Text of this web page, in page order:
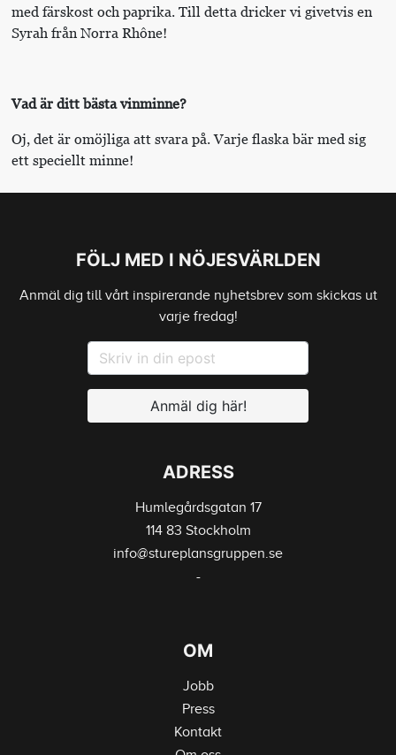
med färskost och paprika. Till detta dricker vi givetvis en
Syrah från Norra Rhône!
Vad är ditt bästa vinminne?
Oj, det är omöjliga att svara på. Varje flaska bär med sig
ett speciellt minne!
FÖLJ MED I NÖJESVÄRLDEN
Anmäl dig till vårt inspirerande nyhetsbrev som skickas ut
varje fredag!
Anmäl dig här!
ADRESS
Humlegårdsgatan 17
114 83 Stockholm
info@stureplansgruppen.se
-
OM
Jobb
Press
Kontakt